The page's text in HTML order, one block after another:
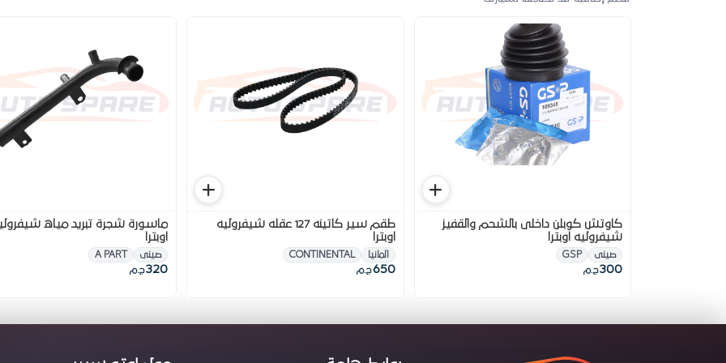
كاوتش كوبلن داخلى بالشحم والقفيز
شيفروليه اوبترا
صينى GSP
300ج.م
طقم سير كاتينه 127 عقله شيفروليه
اوبترا
المانيا CONTINENTAL
650 ج.م
ماسورة شجرة تبريد مياه
اوبترا
صينى A PART
320ج.م